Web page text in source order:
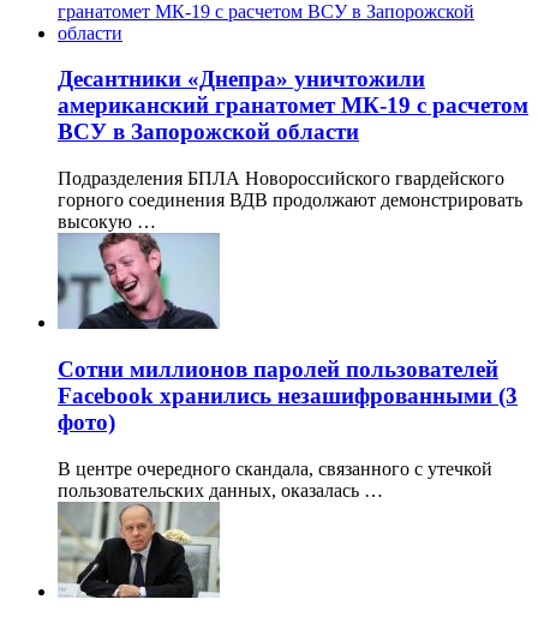
Десантники «Днепра» уничтожили
американский гранатомет МК-19 с расчетом
ВСУ в Запорожской области
Подразделения БПЛА Новороссийского гвардейского
горного соединения ВДВ продолжают демонстрировать
высокую …
Сотни миллионов паролей пользователей
Facebook хранились незашифрованными (3
фото)
В центре очередного скандала, связанного с утечкой
пользовательских данных, оказалась …